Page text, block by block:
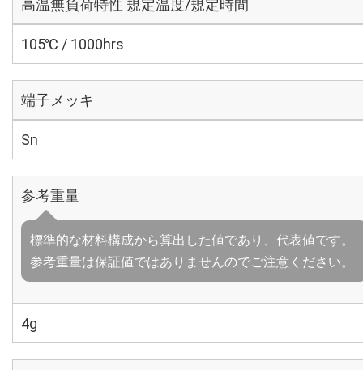
高温無負荷特性 規定温度/規定時間
105℃ / 1000hrs
端子メッキ
Sn
参考重量
標準的な材料構成から算出した値であり、代表値です。
参考重量は保証値ではありませんのでご注意ください。
4g